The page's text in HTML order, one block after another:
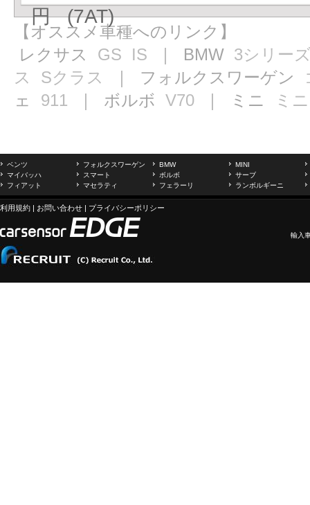
円 (7AT)
【オススメ車種へのリンク】
レクサス GS IS ｜ BMW 3シリー
ス
Sクラス ｜ フォルクスワーゲン
ェ 911 ｜ ボルボ V70 ｜ ミニ ミニ
ベンツ フォルクスワーゲン BMW
MINI
マイバッハ
スマート ボルボ
サーブ
フィアット
マセラティ フェラーリ ランボルギーニ
利用規約 | お問い合わせ | プライバシーポリシー
輸入